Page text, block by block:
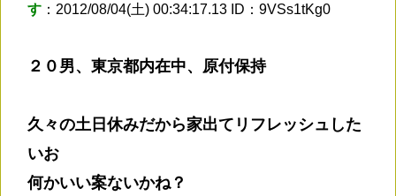
す ：2012/08/04(土) 00:34:17.13 ID：9VSs1tKg0
２０男、東京都内在中、原付保持
久々の土日休みだから家出てリフレッシュした
いお
何かいい案ないかね？